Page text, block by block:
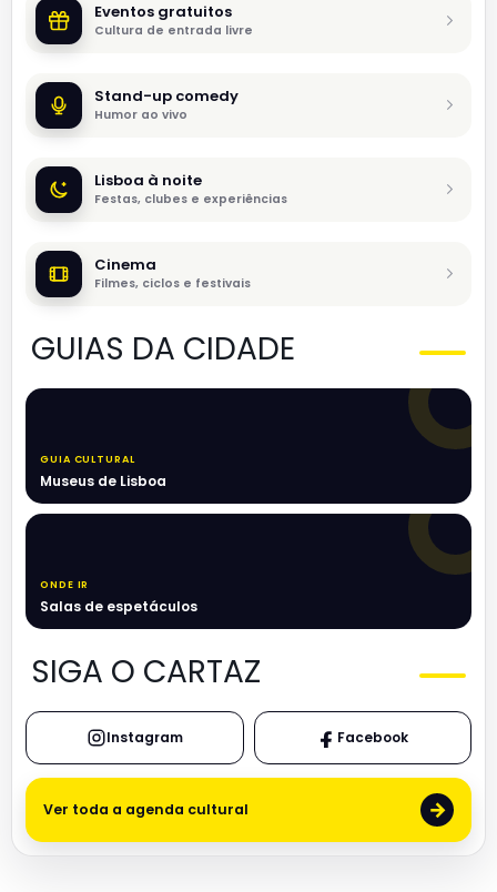
Eventos gratuitos
Cultura de entrada livre
Stand-up comedy
Humor ao vivo
Lisboa à noite
Festas, clubes e experiências
Cinema
Filmes, ciclos e festivais
GUIAS DA CIDADE
GUIA CULTURAL
Museus de Lisboa
ONDE IR
Salas de espetáculos
SIGA O CARTAZ
Instagram Facebook
Ver toda a agenda cultural →